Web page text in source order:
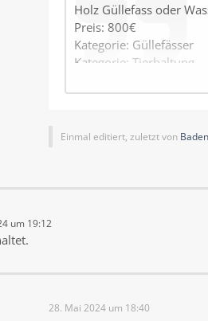
Holz Güllefass oder
Preis: 800€
Kategorie: Güllefässer
Kategorie: Tierhaltung
Unterhaltkosten: 10€
Bevor das Holzfass
Einmal editiert, zuletzt von
um 19:12
28. Mai 2024 um 18:40